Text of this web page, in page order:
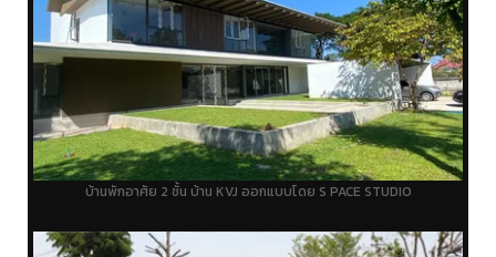
บ้านพักอาศัย 2 ชั้น บ้าน KVJ ออกแบบโดย S PACE STUDIO